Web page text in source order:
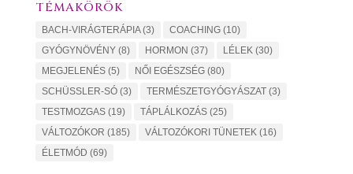
TÉMAKÖRÖK
BACH-VIRÁGTERÁPIA(3) COACHING(10)
GYÓGYNÖVÉNY(8) HORMON (37) LÉLEK(30)
MEGJELENÉS(5) NŐI EGÉSZSÉG(80)
SCHÜSSLER-SÓ(3) TERMÉSZETGYÓGYÁSZAT(3)
TESTMOZGAS(19) TÁPLÁLKOZÁS(25)
VÁLTOZÓKOR (185) VÁLTOZÓKORI TÜNETEK(16)
ÉLETMÓD (69)